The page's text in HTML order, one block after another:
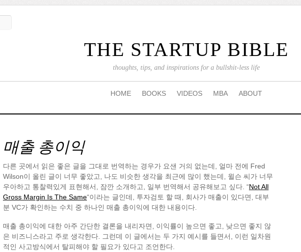
THE STARTUP BIBLE
thoughts, tips, and inspirations for a bullshit-less life
HOME BOOKS VIDEOS MBA ABOUT
매출 총이익
다른 곳에서 읽은 좋은 글을 그대로 번역하는 경우가 요샌 거의 없는데, 얼마 전에 Fred
Wilson이 올린 글이 너무 좋았고, 나도 비슷한 생각을 최근에 많이 했는데, 윌슨 씨가 너무
우아하고 통찰력있게 표현해서, 잠깐 소개하고, 일부 번역해서 공유해보고 싶다. “Not All
Gross Margin Is The Same“이라는 글인데, 투자검토 할 때, 회사가 매출이 있다면, 대부
분 VC가 확인하는 수치 중 하나인 매출 총이익에 대한 내용이다.
매출 총이익에 대한 아주 간단한 결론을 내리자면, 이익률이 높으면 좋고, 낮으면 좋지 않
은 비즈니스라고 주로 생각한다. 그런데 이 글에서는 두 가지 예시를 들면서, 이런 일차원
적인 사고방식에서 탈피해야 할 필요가 있다고 조언한다.